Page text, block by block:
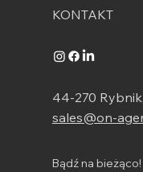
KONTAKT
44-270
sales@on-
Bądź na bieżąco!